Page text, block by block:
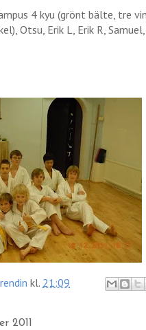
4 kyu (grönt bälte, tre
Otsu, Erik L, Erik R,
kl. 21:09
2011